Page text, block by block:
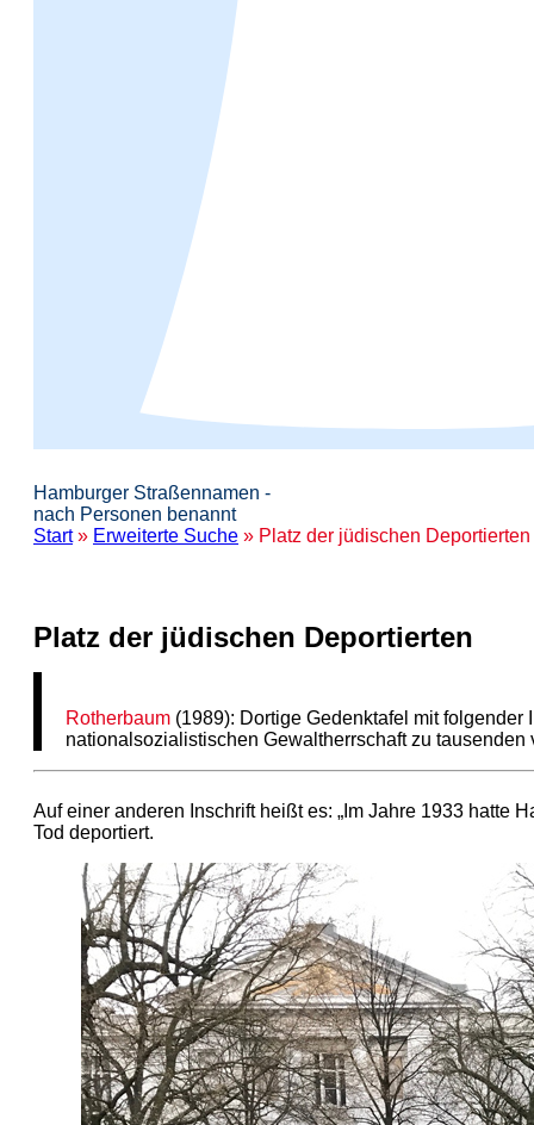
Hamburger Straßennamen -
nach Personen benannt
Start» Erweiterte Suche » Platz der jüdischen Deportierten
Platz der jüdischen Deportierten
Rotherbaum (1989): Dortige Gedenktafel mit folgender
nationalsozialistischen Gewaltherrschaft zu
Auf einer anderen Inschrift heißt es: „Im Jahre 1933 hatte
Tod deportiert.